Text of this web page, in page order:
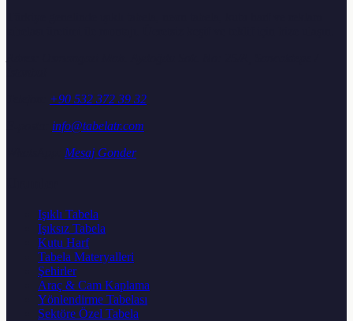
+90 532 372 39 32
info@tabelatr.com
Mesaj Gonder
Işıklı Tabela
Işıksız Tabela
Kutu Harf
Tabela Materyalleri
Şehirler
Araç & Cam Kaplama
Yönlendirme Tabelası
Sektöre Özel Tabela